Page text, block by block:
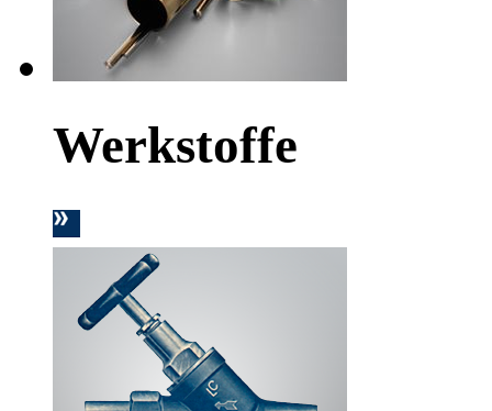
Werkstoffe